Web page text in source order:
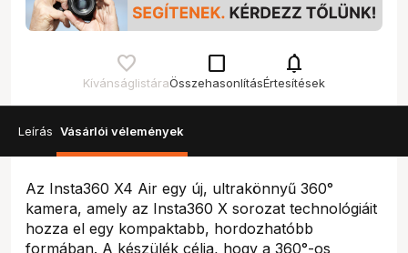
Kívánságlistára
check_box_outline_blank
Összehasonlítás
notifications
Értesítések
Leírás Vásárlói vélemények
Az Insta360 X4 Air egy új, ultrakönnyű 360°
kamera, amely az Insta360 X sorozat technológiáit
hozza el egy kompaktabb, hordozhatóbb
formában. A készülék célja, hogy a 360°-os